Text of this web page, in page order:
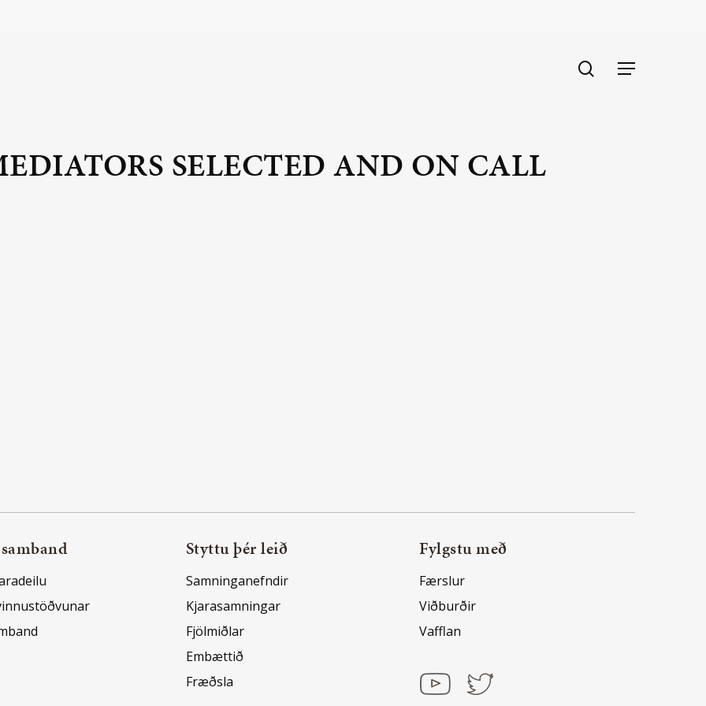
search
Menu
SELECTED AND ON CALL
Styttu þér leið
Samninganefndir
Kjarasamningar
Fjölmiðlar
Embættið
Fræðsla
Fylgstu með
Færslur
Viðburðir
Vafflan